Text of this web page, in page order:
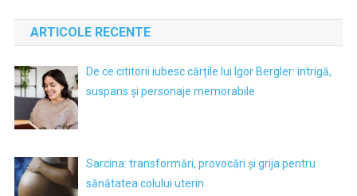
ARTICOLE RECENTE
De ce cititorii iubesc cărțile lui Igor Bergler: intrigă,
suspans și personaje memorabile
Sarcina: transformări, provocări și grija pentru
sănătatea colului uterin